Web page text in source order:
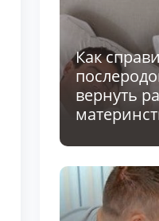
Как
вернуть